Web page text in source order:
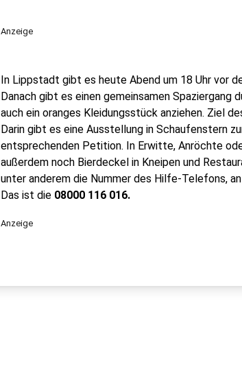
Anzeige
In Lippstadt gibt es heute Abend um 18 Uhr vor
Danach gibt es einen gemeinsamen Spaziergang
auch ein oranges Kleidungsstück anziehen. Ziel
Darin gibt es eine Ausstellung in Schaufenstern
entsprechenden Petition. In Erwitte, Anröchte
außerdem noch Bierdeckel in Kneipen und
unter anderem die Nummer des Hilfe-Telefons,
Das ist die 08000 116 016.
Anzeige